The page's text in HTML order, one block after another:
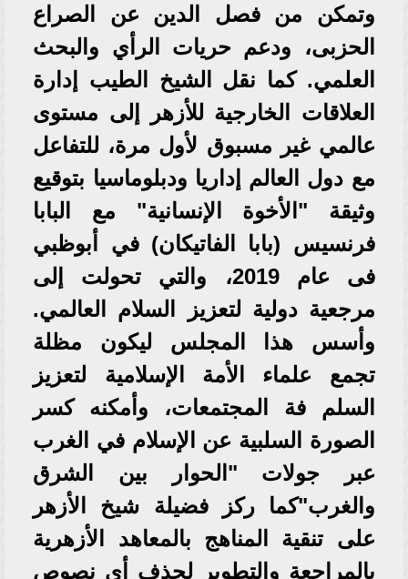
وتمكن من فصل الدين عن الصراع
الحزبى، ودعم حريات الرأي والبحث
العلمي. كما ​نقل الشيخ الطيب إدارة
العلاقات الخارجية للأزهر إلى مستوى
عالمي غير مسبوق لأول مرة، للتفاعل
مع دول العالم إداريا ودبلوماسيا بتوقيع
وثيقة "الأخوة الإنسانية" مع البابا
فرنسيس (بابا الفاتيكان) في أبوظبي
فى عام 2019، والتي تحولت إلى
مرجعية دولية لتعزيز السلام العالمي.
وأسس هذا المجلس ليكون مظلة
تجمع علماء الأمة الإسلامية لتعزيز
السلم فة المجتمعات، وأمكنه كسر
الصورة السلبية عن الإسلام في الغرب
عبر جولات "الحوار بين الشرق
والغرب"كما ركز فضيلة شيخ الأزهر
على تنقية المناهج بالمعاهد الأزهرية
بالمراجعة والتطوير لحذف أي نصوص